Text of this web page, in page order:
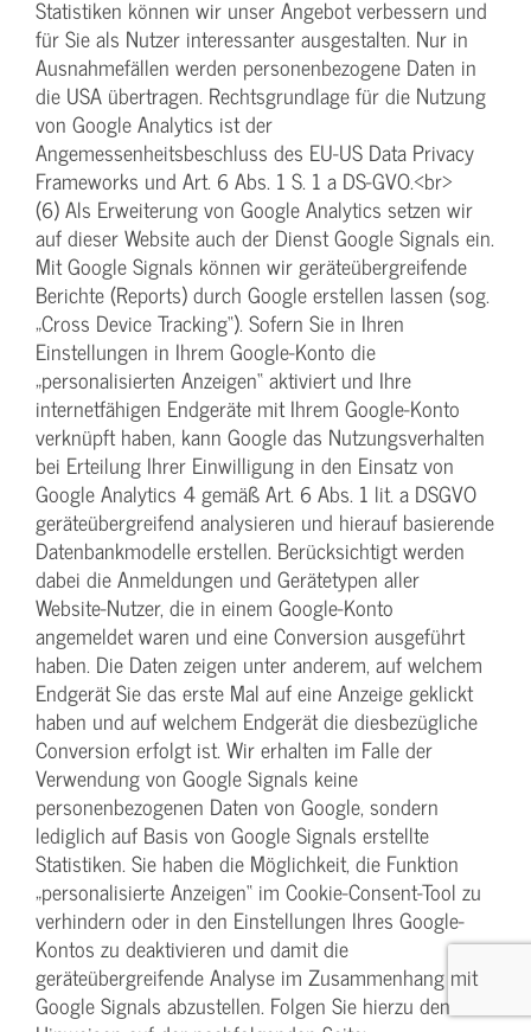
Statistiken können wir unser Angebot verbessern und
für Sie als Nutzer interessanter ausgestalten. Nur in
Ausnahmefällen werden personenbezogene Daten in
die USA übertragen. Rechtsgrundlage für die Nutzung
von Google Analytics ist der
Angemessenheitsbeschluss des EU-US Data Privacy
Frameworks und Art. 6 Abs. 1 S. 1 a DS-GVO.<br>
(6) Als Erweiterung von Google Analytics setzen wir
auf dieser Website auch der Dienst Google Signals ein.
Mit Google Signals können wir geräteübergreifende
Berichte (Reports) durch Google erstellen lassen (sog.
„Cross Device Tracking“). Sofern Sie in Ihren
Einstellungen in Ihrem Google-Konto die
„personalisierten Anzeigen“ aktiviert und Ihre
internetfähigen Endgeräte mit Ihrem Google-Konto
verknüpft haben, kann Google das Nutzungsverhalten
bei Erteilung Ihrer Einwilligung in den Einsatz von
Google Analytics 4 gemäß Art. 6 Abs. 1 lit. a DSGVO
geräteübergreifend analysieren und hierauf basierende
Datenbankmodelle erstellen. Berücksichtigt werden
dabei die Anmeldungen und Gerätetypen aller
Website-Nutzer, die in einem Google-Konto
angemeldet waren und eine Conversion ausgeführt
haben. Die Daten zeigen unter anderem, auf welchem
Endgerät Sie das erste Mal auf eine Anzeige geklickt
haben und auf welchem Endgerät die diesbezügliche
Conversion erfolgt ist. Wir erhalten im Falle der
Verwendung von Google Signals keine
personenbezogenen Daten von Google, sondern
lediglich auf Basis von Google Signals erstellte
Statistiken. Sie haben die Möglichkeit, die Funktion
„personalisierte Anzeigen“ im Cookie-Consent-Tool zu
verhindern oder in den Einstellungen Ihres Google-
Kontos zu deaktivieren und damit die
geräteübergreifende Analyse im Zusammenhang mit
Google Signals abzustellen. Folgen Sie hierzu den